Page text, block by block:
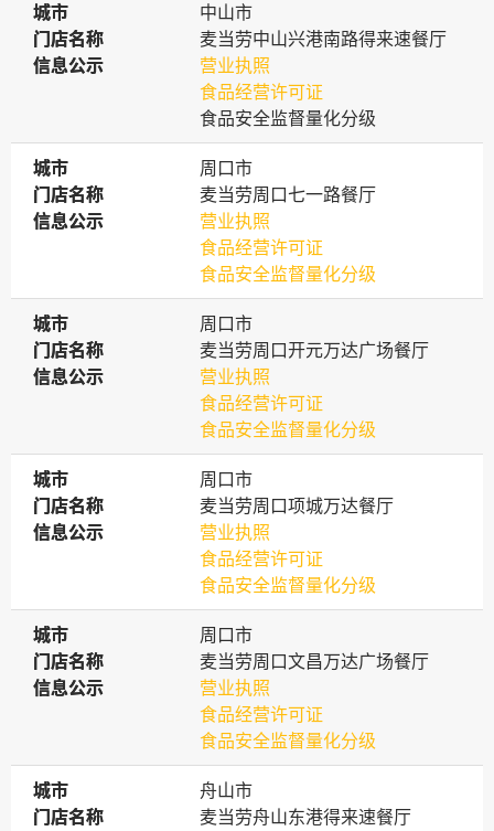
城市
城市
中山市
门店名称
门店名称
麦当劳中山兴港南路得来速餐厅
信息公示
信息公示
营业执照
食品经营许可证
食品安全监督量化分级
城市
城市
周口市
门店名称
门店名称
麦当劳周口七一路餐厅
信息公示
信息公示
营业执照
食品经营许可证
食品安全监督量化分级
城市
城市
周口市
门店名称
门店名称
麦当劳周口开元万达广场餐厅
信息公示
信息公示
营业执照
食品经营许可证
食品安全监督量化分级
城市
城市
周口市
门店名称
门店名称
麦当劳周口项城万达餐厅
信息公示
信息公示
营业执照
食品经营许可证
食品安全监督量化分级
城市
城市
周口市
门店名称
门店名称
麦当劳周口文昌万达广场餐厅
信息公示
信息公示
营业执照
食品经营许可证
食品安全监督量化分级
城市
城市
舟山市
门店名称
门店名称
麦当劳舟山东港得来速餐厅